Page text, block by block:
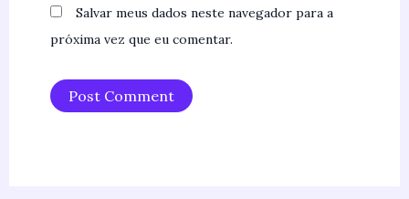
Salvar meus dados neste navegador para a
próxima vez que eu comentar.